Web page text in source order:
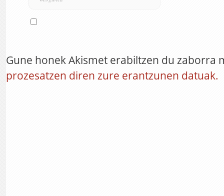
Gune honek Akismet erabiltzen du zaborra
prozesatzen diren zure erantzunen datuak.